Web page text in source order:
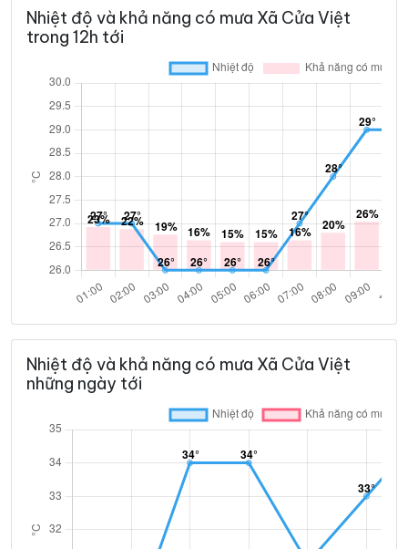
Nhiệt độ và khả năng có mưa Xã Cửa Việt
trong 12h tới
Nhiệt độ và khả năng có mưa Xã Cửa Việt
những ngày tới